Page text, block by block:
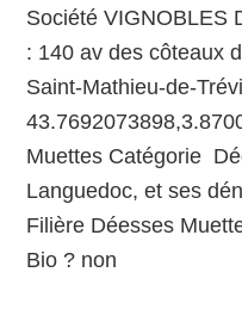
Société VIGNOBLES
: 140 av des côteaux
Saint-Mathieu-de-
Muettes Catégorie
Languedoc, et ses
Filière Déesses
Bio ? non